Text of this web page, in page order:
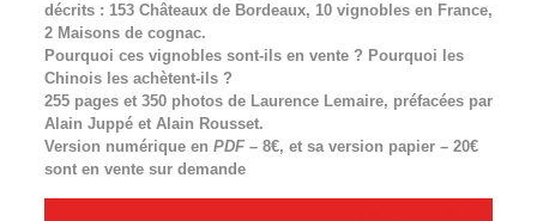
décrits : 153 Châteaux de Bordeaux, 10 vignobles en France,
2 Maisons de cognac.
Pourquoi ces vignobles sont-ils en vente ? Pourquoi les
Chinois les achètent-ils ?
255 pages et 350 photos de Laurence Lemaire, préfacées par
Alain Juppé et Alain Rousset.
Version numérique en PDF– 8€, et sa version papier – 20€
sont en vente sur demande